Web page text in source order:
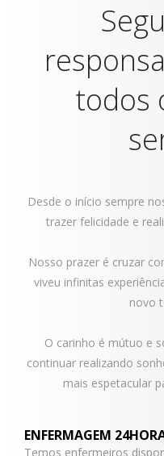
todos
Desde o início sempre
trazer felicidade e
Nosso prazer é cruzar
viveu infinitas
novo
O carinho é mútuo e
continuar realizando
mais espetacular
ENFERMAGEM
Temos enfermeiros